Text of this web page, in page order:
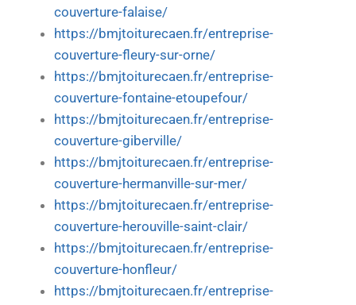
couverture-falaise/
https://bmjtoiturecaen.fr/entreprise-
couverture-fleury-sur-orne/
https://bmjtoiturecaen.fr/entreprise-
couverture-fontaine-etoupefour/
https://bmjtoiturecaen.fr/entreprise-
couverture-giberville/
https://bmjtoiturecaen.fr/entreprise-
couverture-hermanville-sur-mer/
https://bmjtoiturecaen.fr/entreprise-
couverture-herouville-saint-clair/
https://bmjtoiturecaen.fr/entreprise-
couverture-honfleur/
https://bmjtoiturecaen.fr/entreprise-